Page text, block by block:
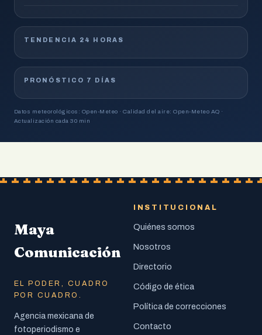
TENDENCIA 24 HORAS
PRONÓSTICO 7 DÍAS
Datos meteorológicos: Open-Meteo · Calidad del aire: Open-Meteo AQ ·
Actualización cada 30 min
Maya
Comunicación
EL PODER, CUADRO
POR CUADRO.
Agencia mexicana de
fotoperiodismo e
INSTITUCIONAL
Quiénes somos
Nosotros
Directorio
Código de ética
Política de correcciones
Contacto